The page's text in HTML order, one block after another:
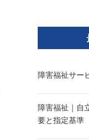
障害福祉サー
障害福祉｜自
要と指定基準